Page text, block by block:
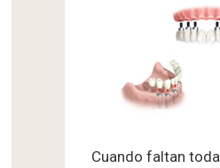
Cuando faltan